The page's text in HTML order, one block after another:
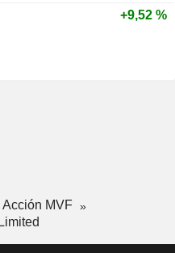
+9,52 %
Acción MVF